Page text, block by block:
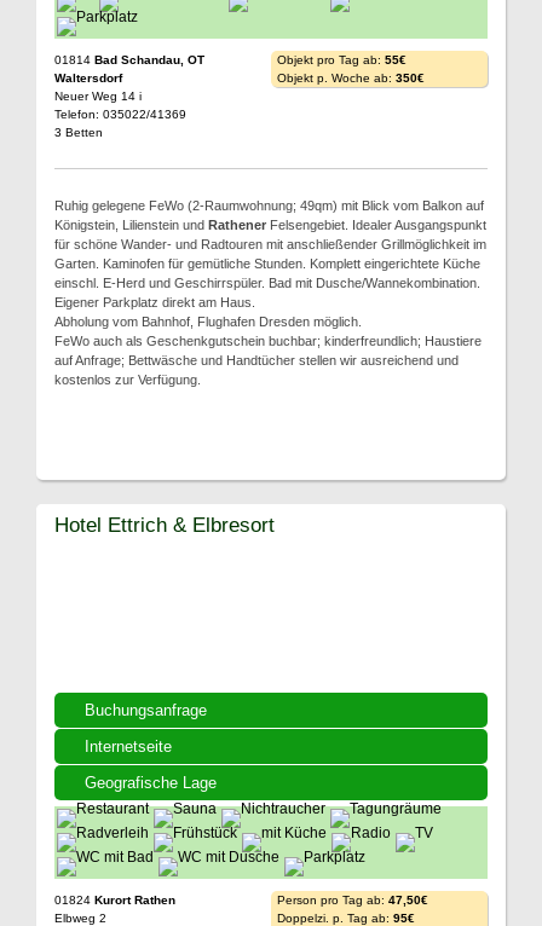
01814 Bad Schandau, OT
Waltersdorf
Neuer Weg 14 i
Telefon: 035022/41369
3 Betten
Objekt pro Tag ab: 55€
Objekt p. Woche ab: 350€
Ruhig gelegene FeWo (2-Raumwohnung; 49qm) mit Blick vom Balkon auf
Königstein, Lilienstein und Rathener Felsengebiet. Idealer Ausgangspunkt
für schöne Wander- und Radtouren mit anschließender Grillmöglichkeit im
Garten. Kaminofen für gemütliche Stunden. Komplett eingerichtete Küche
einschl. E-Herd und Geschirrspüler. Bad mit Dusche/Wannekombination.
Eigener Parkplatz direkt am Haus.
Abholung vom Bahnhof, Flughafen Dresden möglich.
FeWo auch als Geschenkgutschein buchbar; kinderfreundlich; Haustiere
auf Anfrage; Bettwäsche und Handtücher stellen wir ausreichend und
kostenlos zur Verfügung.
Buchungsanfrage
Internetseite
Geografische Lage
Hotel Ettrich & Elbresort
01824 Kurort Rathen
Elbweg 2
Person pro Tag ab: 47,50€
Doppelzi. p. Tag ab: 95€